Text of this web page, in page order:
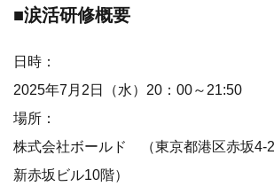
■涙活研修概要
日時：
2025年7月2日（水）20：00～21:50
場所：
株式会社ボールド （東京都港区赤坂
新赤坂ビル10階）